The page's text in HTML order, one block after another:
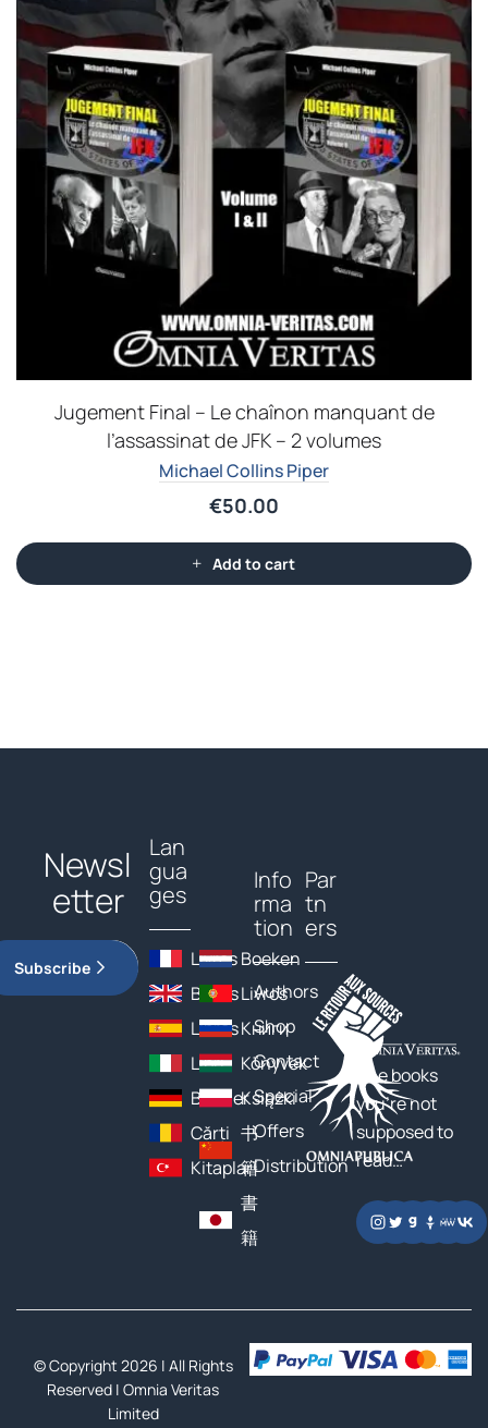
Jugement Final – Le chaînon manquant de
l’assassinat de JFK – 2 volumes
Michael Collins Piper
€50.00
Add to cart
Newsl
etter
Subscribe
Lan
gua
ges
Livres
Books
Libros
Libri
Bücher
Cărți
Kitaplar
Boeken
Livros
Книги
Könyvek
Książki
书
籍
書
籍
Info
rma
tion
Authors
Shop
Contact
Special
Offers
Distribution
Par
tn
ers
The books
you’re not
supposed to
read…
© Copyright 2026 | All Rights
Reserved |Omnia Veritas
Limited